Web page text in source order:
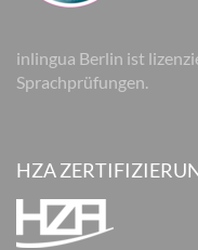
inlingua Berlin ist
Sprachprüfungen.
HZA